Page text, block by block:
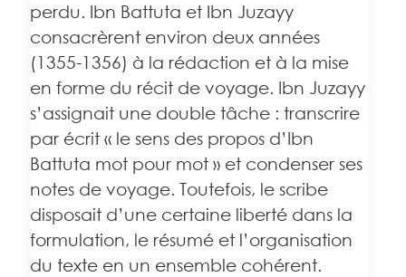
perdu. Ibn Battuta et Ibn Juzayy
consacrèrent environ deux années
(1355-1356) à la rédaction et à la mise
en forme du récit de voyage. Ibn Juzayy
s’assignait une double tâche : transcrire
par écrit « le sens des propos d’Ibn
Battuta mot pour mot » et condenser ses
notes de voyage. Toutefois, le scribe
disposait d’une certaine liberté dans la
formulation, le résumé et l’organisation
du texte en un ensemble cohérent.